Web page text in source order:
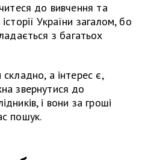
до вивчення та
України загалом, бо
з багатьох
а інтерес є,
звернутися до
і вони за гроші
пошук.